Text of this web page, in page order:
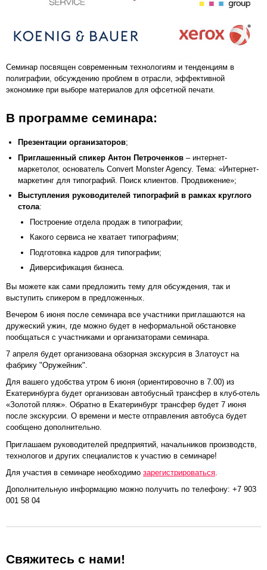
Семинар посвящен современным технологиям и тенденциям в
полиграфии, обсуждению проблем в отрасли, эффективной
экономике при выборе материалов для офсетной печати.
В программе семинара:
Презентации организаторов;
Приглашенный спикер Антон Петроченков – интернет-
маркетолог, основатель Convert Monster Agency. Тема: «Интернет-
маркетинг для типографий. Поиск клиентов. Продвижение»;
Выступления руководителей типографий в рамках круглого
стола:
Построение отдела продаж в типографии;
Какого сервиса не хватает типографиям;
Подготовка кадров для типографии;
Диверсификация бизнеса.
Вы можете как сами предложить тему для обсуждения, так и
выступить спикером в предложенных.
Вечером 6 июня после семинара все участники приглашаются на
дружеский ужин, где можно будет в неформальной обстановке
пообщаться с участниками и организаторами семинара.
7 апреля будет организована обзорная экскурсия в Златоуст на
фабрику "Оружейник".
Для вашего удобства утром 6 июня (ориентировочно в 7.00) из
Екатеринбурга будет организован автобусный трансфер в клуб-отель
«Золотой пляж». Обратно в Екатеринбург трансфер будет 7 июня
после экскурсии. О времени и месте отправления автобуса будет
сообщено дополнительно.
Приглашаем руководителей предприятий, начальников производств,
технологов и других специалистов к участию в семинаре!
Для участия в семинаре необходимо зарегистрироваться
Дополнительную информацию можно получить по телефону: +7 903
001 58 04
Свяжитесь с нами!